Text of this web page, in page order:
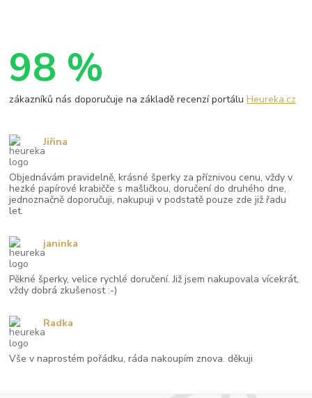
98 %
zákazníků nás doporučuje na základě recenzí portáluHeureka.cz
Objednávám pravidelně, krásné šperky za příznivou cenu, vždy v
hezké papírové krabičče s mašličkou, doručení do druhého dne,
jednoznačně doporučuji, nakupuji v podstatě pouze zde již řadu
let.
Jiřina
Pěkné šperky, velice rychlé doručení. Již jsem nakupovala vícekrát,
vždy dobrá zkušenost :-)
janinka
Vše v naprostém pořádku, ráda nakoupím znova. děkuji
Radka